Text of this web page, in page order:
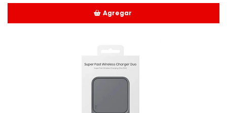
Agregar